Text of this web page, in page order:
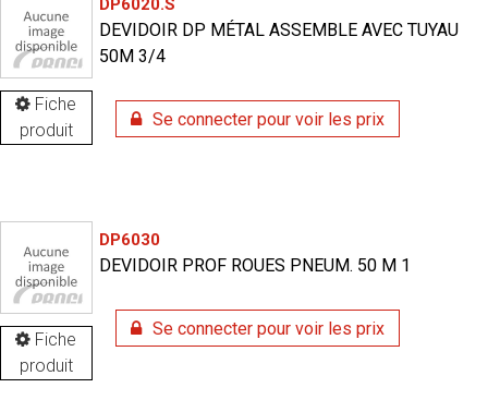
Fiche
produit
DP6020.S
DEVIDOIR DP MÉTAL ASSEMBLE AVEC TUYAU
50M 3/4
Se connecter pour voir les prix
Fiche
produit
DP6030
DEVIDOIR PROF ROUES PNEUM. 50 M 1
Se connecter pour voir les prix